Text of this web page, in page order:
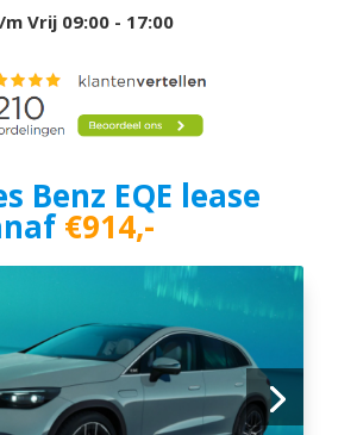
Vrij 09:00 - 17:00
Benz EQE lease
€914,-